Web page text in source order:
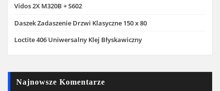
Vidos 2X M320B + S602
Daszek Zadaszenie Drzwi Klasyczne 150 x 80
Loctite 406 Uniwersalny Klej Błyskawiczny
Najnowsze Komentarze